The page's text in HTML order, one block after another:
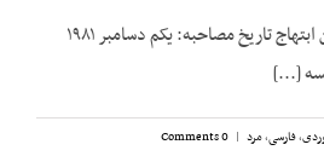
روایت‌کننده: آقای ابوالحسن ابتهاج تاریخ مصاحبه: یکم دسامبر ۱۹۸۱
[...]
,فارسی,مرد |
0 Comments